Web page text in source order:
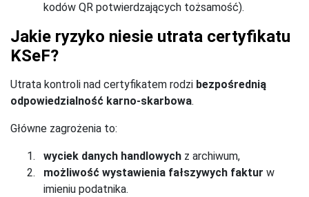
kodów QR potwierdzających tożsamość).
Jakie ryzyko niesie utrata certyfikatu
KSeF?
Utrata kontroli nad certyfikatem rodzi bezpośrednią
odpowiedzialność karno-skarbowa.
Główne zagrożenia to:
wyciek danych handlowych z archiwum,
możliwość wystawienia fałszywych faktur w
imieniu podatnika.